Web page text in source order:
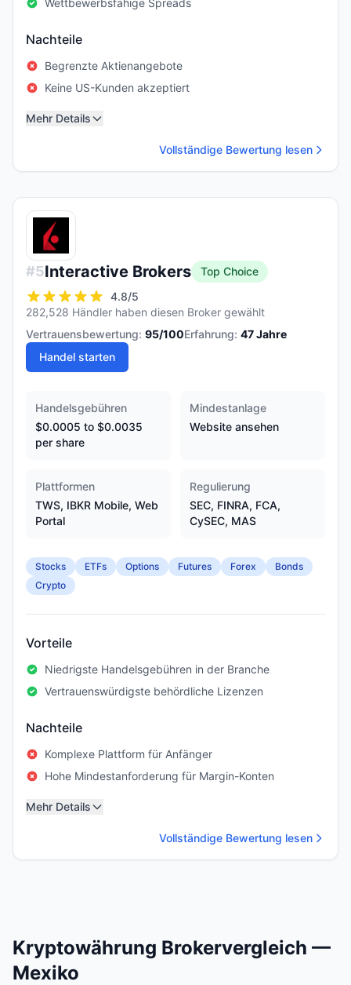
Wettbewerbsfähige Spreads
Nachteile
Begrenzte Aktienangebote
Keine US-Kunden akzeptiert
Mehr Details
Vollständige Bewertung lesen
#5Interactive Brokers
Top Choice
4.8/5
282,528 Händler haben diesen Broker gewählt
Vertrauensbewertung: 95/100Erfahrung: 47Jahre
Handel starten
Handelsgebühren
$0.0005 to $0.0035
per share
Mindestanlage
Website ansehen
Plattformen
TWS, IBKR Mobile, Web
Portal
Regulierung
SEC, FINRA, FCA,
CySEC, MAS
Stocks ETFs Options Futures Forex
Bonds
Crypto
Vorteile
Niedrigste Handelsgebühren in der Branche
Vertrauenswürdigste behördliche Lizenzen
Nachteile
Komplexe Plattform für Anfänger
Hohe Mindestanforderung für Margin-Konten
Mehr Details
Vollständige Bewertung lesen
Kryptowährung Brokervergleich —
Mexiko